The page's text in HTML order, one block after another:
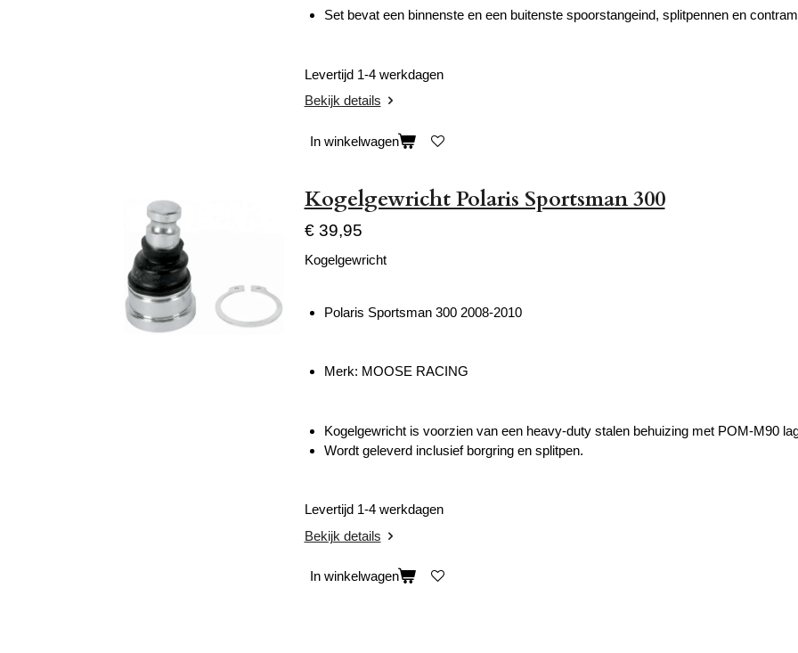
Set bevat een binnenste en een buitenste spoorstangeind, splitpennen en
Levertijd 1-4 werkdagen
Bekijk details
In winkelwagen
Kogelgewricht Polaris Sportsman 300
€ 39,95
Kogelgewricht
Polaris Sportsman 300 2008-2010
Merk: MOOSE RACING
Kogelgewricht is voorzien van een heavy-duty stalen behuizing met POM-M90
Wordt geleverd inclusief borgring en splitpen.
Levertijd 1-4 werkdagen
Bekijk details
In winkelwagen